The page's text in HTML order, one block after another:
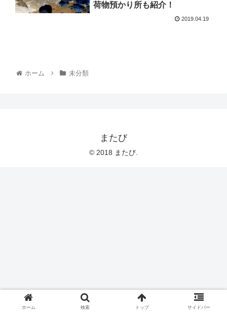
荷物預かり所も紹介！
2019.04.19
ホーム 未分類
またび
© 2018 またび.
ホーム 検索 トップ サイドバー